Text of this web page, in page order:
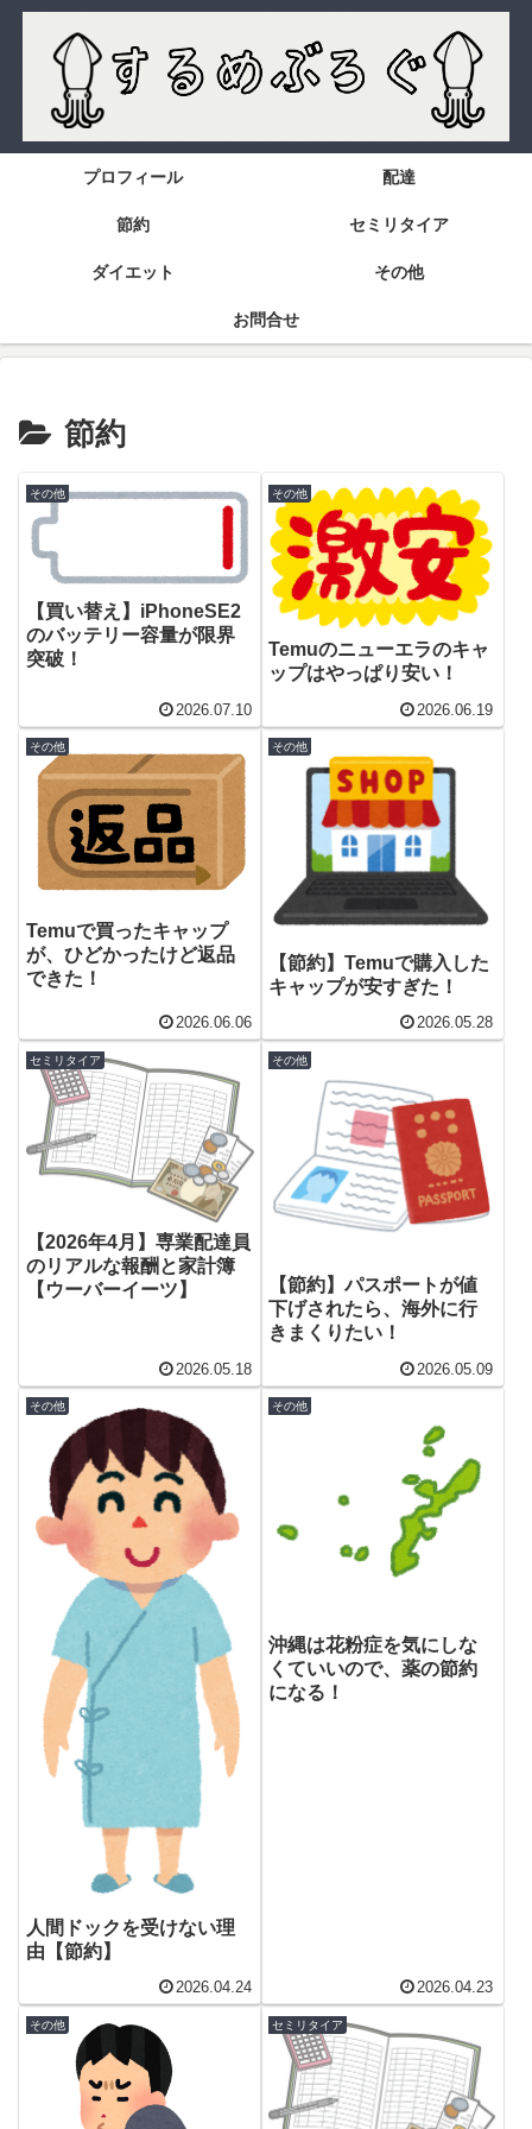
プロフィール 配達
節約 セミリタイア
ダイエット その他
お問合せ
節約
その他
【買い替え】iPhoneSE2
のバッテリー容量が限界
突破！
2026.07.10
その他
Temuのニューエラのキャ
ップはやっぱり安い！
2026.06.19
その他
Temuで買ったキャップ
が、ひどかったけど返品
できた！
2026.06.06
その他
【節約】Temuで購入した
キャップが安すぎた！
2026.05.28
セミリタイア
【2026年4月】専業配達員
のリアルな報酬と家計簿
【ウーバーイーツ】
2026.05.18
その他
【節約】パスポートが値
下げされたら、海外に行
きまくりたい！
2026.05.09
その他
人間ドックを受けない理
由【節約】
2026.04.24
その他
沖縄は花粉症を気にしな
くていいので、薬の節約
になる！
2026.04.23
その他 セミリタイア